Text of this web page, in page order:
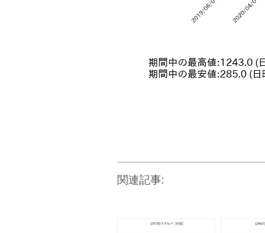
関連記事: